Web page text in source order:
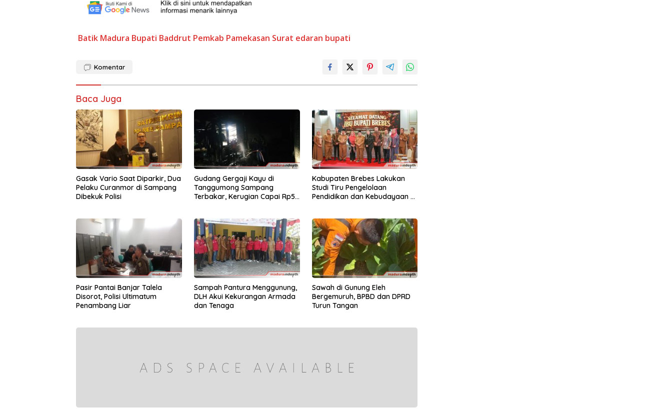
Batik Madura Bupati Baddrut Pemkab Pamekasan Surat edaran bupati
Komentar
Baca Juga
Gasak Vario Saat Diparkir, Dua
Pelaku Curanmor di Sampang
Dibekuk Polisi
Gudang Gergaji Kayu di
Tanggumong Sampang
Terbakar, Kerugian Capai Rp55
Kabupaten Brebes Lakukan
Studi Tiru Pengelolaan
Pendidikan dan Kebudayaan di
Pasir Pantai Banjar Talela
Disorot, Polisi Ultimatum
Penambang Liar
Sampah Pantura Menggunung,
DLH Akui Kekurangan Armada
dan Tenaga
Sawah di Gunung Eleh
Bergemuruh, BPBD dan DPRD
Turun Tangan